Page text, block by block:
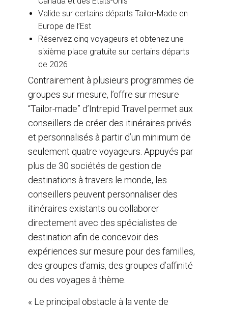
Valide sur certains départs Tailor-Made en
Europe de l’Est
Réservez cinq voyageurs et obtenez une
sixième place gratuite sur certains départs
de 2026
Contrairement à plusieurs programmes de
groupes sur mesure, l’offre sur mesure
“Tailor-made” d’Intrepid Travel permet aux
conseillers de créer des itinéraires privés
et personnalisés à partir d’un minimum de
seulement quatre voyageurs. Appuyés par
plus de 30 sociétés de gestion de
destinations à travers le monde, les
conseillers peuvent personnaliser des
itinéraires existants ou collaborer
directement avec des spécialistes de
destination afin de concevoir des
expériences sur mesure pour des familles,
des groupes d’amis, des groupes d’affinité
ou des voyages à thème.
« Le principal obstacle à la vente de